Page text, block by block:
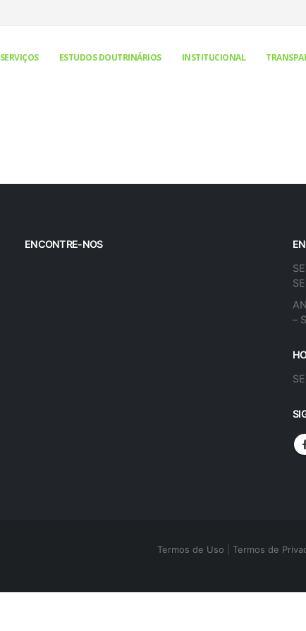
SERVIÇOS ESTUDOS DOUTRINÁRIOS INSTITUCIONAL
ENCONTRE-NOS
–
Termos de Uso Termos de